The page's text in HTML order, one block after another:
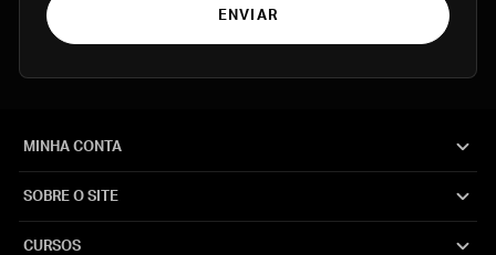
ENVIAR
MINHA CONTA
SOBRE O SITE
CURSOS